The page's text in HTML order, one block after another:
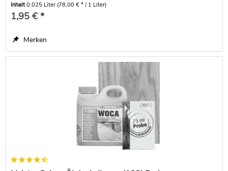
Inhalt0.025 Liter (78,00 € * / 1 Liter)
1,95 € *
Merken